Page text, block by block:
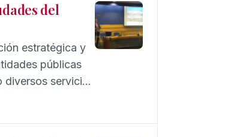
situación que
han dejado
del
estratégica y
públicas
servicios